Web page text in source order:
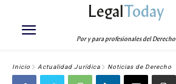
LegalToday
Por y para profesionales del Derecho
Inicio Actualidad Jurídica Noticias de Derecho